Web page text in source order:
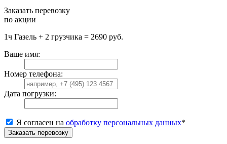
Заказать перевозку
по акции
1ч Газель + 2 грузчика = 2690 руб.
Ваше имя:
Номер телефона:
Дата погрузки:
Я согласен на обработку персональных данных*
Заказать перевозку